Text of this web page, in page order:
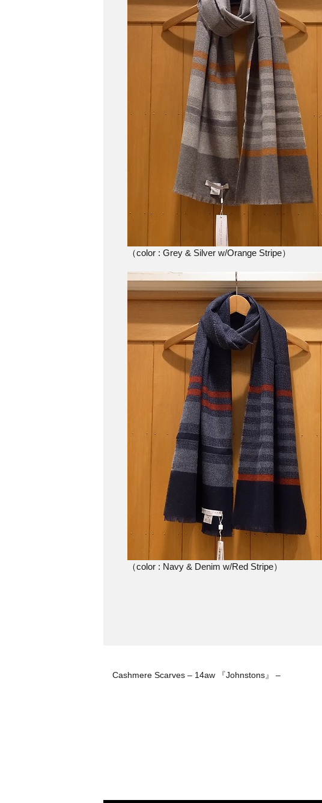
（color : Grey & Silver w/Orange Stripe）
（color : Navy & Denim w/Red Stripe）
Cashmere Scarves – 14aw 『Johnstons』 –